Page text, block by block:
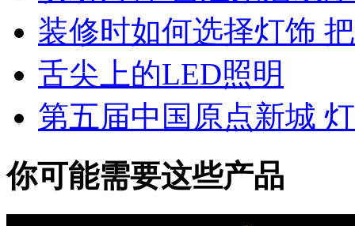
装修时如何选择灯饰
舌尖上的LED照明
第五届中国原点新城
你可能需要这些产品